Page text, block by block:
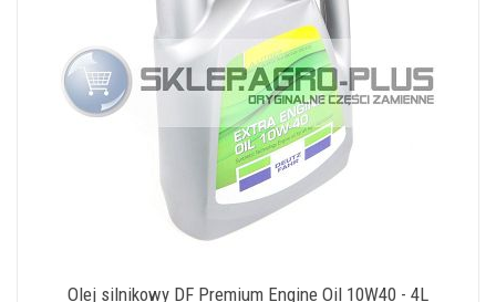
Olej silnikowy DF Premium Engine Oil 10W40 - 4L